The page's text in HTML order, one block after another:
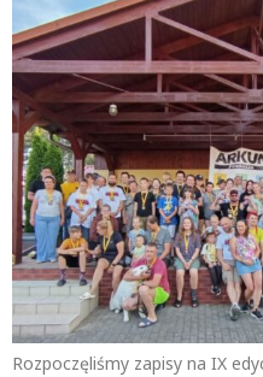
Rozpoczęliśmy zapisy na IX